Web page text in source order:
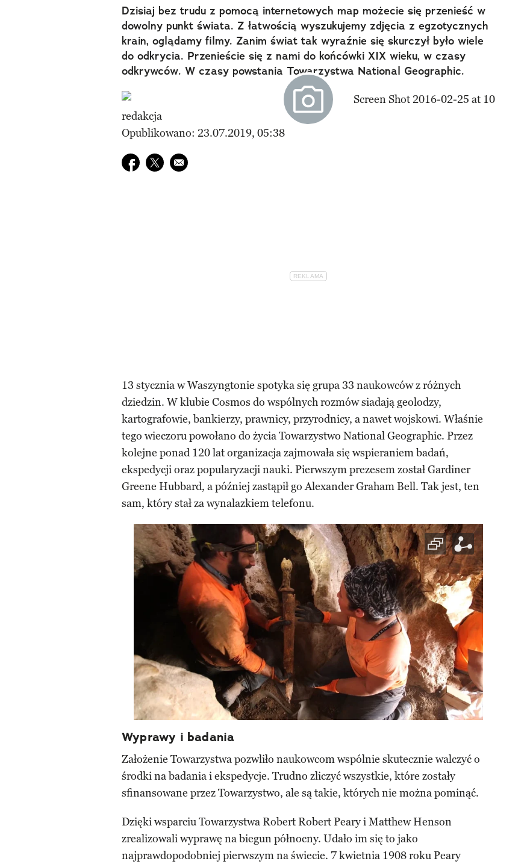
Dzisiaj bez trudu z pomocą internetowych map możecie się przenieść w
dowolny punkt świata. Z łatwością wyszukujemy zdjęcia z egzotycznych
krain, oglądamy filmy. Zanim świat tak wyraźnie się skurczył było wiele
do odkrycia. Przenieście się z nami do końcówki XIX wieku, w czasy
odkrywców. W czasy powstania Towarzystwa National Geographic.
redakcja
Opublikowano: 23.07.2019, 05:38
Udostępnij na facebook
Udostępnij na twitter
E-mail do przyjaciela
13 stycznia w Waszyngtonie spotyka się grupa 33 naukowców z różnych
dziedzin. W klubie Cosmos do wspólnych rozmów siadają geolodzy,
kartografowie, bankierzy, prawnicy, przyrodnicy, a nawet wojskowi. Właśnie
tego wieczoru powołano do życia Towarzystwo National Geographic. Przez
kolejne ponad 120 lat organizacja zajmowała się wspieraniem badań,
ekspedycji oraz popularyzacji nauki. Pierwszym prezesem został Gardiner
Greene Hubbard, a później zastąpił go Alexander Graham Bell. Tak jest, ten
sam, który stał za wynalazkiem telefonu.
Wyprawy i badania
Założenie Towarzystwa pozwliło naukowcom wspólnie skutecznie walczyć o
środki na badania i ekspedycje. Trudno zliczyć wszystkie, które zostały
sfinansowane przez Towarzystwo, ale są takie, których nie można pominąć.
Dzięki wsparciu Towarzystwa Robert Robert Peary i Matthew Henson
zrealizowali wyprawę na biegun północny. Udało im się to jako
najprawdopodobniej pierwszym na świecie. 7 kwietnia 1908 roku Peary